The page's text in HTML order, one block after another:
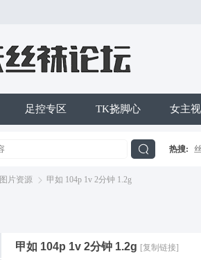
足控专区 TK挠脚心 女主
热搜:
图片资源 甲如 104p 1v 2分钟 1.2g
甲如 104p 1v 2分钟 1.2g [复制链接]